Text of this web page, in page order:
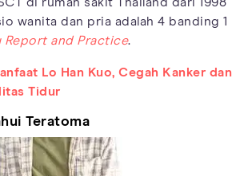
di rumah sakit Thailand dari 1998
wanita dan pria adalah 4 banding 1
Report and Practice.
Lo Han Kuo, Cegah Kanker dan
Tidur
Teratoma